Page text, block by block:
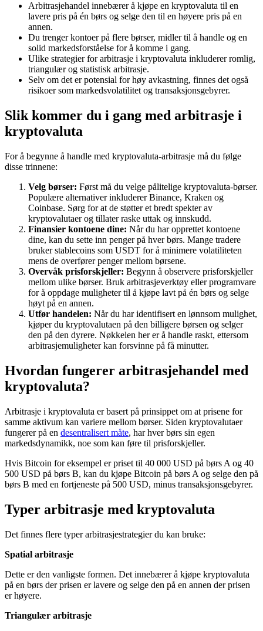
Arbitrasjehandel innebærer å kjøpe en kryptovaluta til en
lavere pris på én børs og selge den til en høyere pris på en
annen.
Du trenger kontoer på flere børser, midler til å handle og en
solid markedsforståelse for å komme i gang.
Ulike strategier for arbitrasje i kryptovaluta inkluderer romlig,
triangulær og statistisk arbitrasje.
Selv om det er potensial for høy avkastning, finnes det også
risikoer som markedsvolatilitet og transaksjonsgebyrer.
Slik kommer du i gang med arbitrasje i
kryptovaluta
For å begynne å handle med kryptovaluta-arbitrasje må du følge
disse trinnene:
Velg børser: Først må du velge pålitelige kryptovaluta-børser.
Populære alternativer inkluderer Binance, Kraken og
Coinbase. Sørg for at de støtter et bredt spekter av
kryptovalutaer og tillater raske uttak og innskudd.
Finansier kontoene dine: Når du har opprettet kontoene
dine, kan du sette inn penger på hver børs. Mange tradere
bruker stablecoins som USDT for å minimere volatiliteten
mens de overfører penger mellom børsene.
Overvåk prisforskjeller: Begynn å observere prisforskjeller
mellom ulike børser. Bruk arbitrasjeverktøy eller programvare
for å oppdage muligheter til å kjøpe lavt på én børs og selge
høyt på en annen.
Utfør handelen: Når du har identifisert en lønnsom mulighet,
kjøper du kryptovalutaen på den billigere børsen og selger
den på den dyrere. Nøkkelen her er å handle raskt, ettersom
arbitrasjemuligheter kan forsvinne på få minutter.
Hvordan fungerer arbitrasjehandel med
kryptovaluta?
Arbitrasje i kryptovaluta er basert på prinsippet om at prisene for
samme aktivum kan variere mellom børser. Siden kryptovalutaer
fungerer på en desentralisert måte, har hver børs sin egen
markedsdynamikk, noe som kan føre til prisforskjeller.
Hvis Bitcoin for eksempel er priset til 40 000 USD på børs A og 40
500 USD på børs B, kan du kjøpe Bitcoin på børs A og selge den på
børs B med en fortjeneste på 500 USD, minus transaksjonsgebyrer.
Typer arbitrasje med kryptovaluta
Det finnes flere typer arbitrasjestrategier du kan bruke:
Spatial arbitrasje
Dette er den vanligste formen. Det innebærer å kjøpe kryptovaluta
på en børs der prisen er lavere og selge den på en annen der prisen
er høyere.
Triangulær arbitrasje